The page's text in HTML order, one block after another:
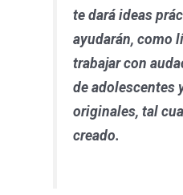
te dará ideas
ayudarán, como
trabajar con
de adolescentes
originales, tal
creado.